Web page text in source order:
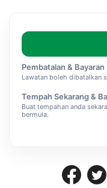
Pembatalan &
Lawatan boleh dibatalkan
Tempah Sekarang &
Buat tempahan anda
bermula.